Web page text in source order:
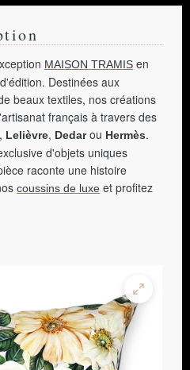
MAISON TRAMIS en
Destinées aux
beaux textiles, nos créations
français à travers des
, Lelièvre, Dedarou Hermès.
d'objets uniques
raconte une histoire
coussins de luxe et profitez